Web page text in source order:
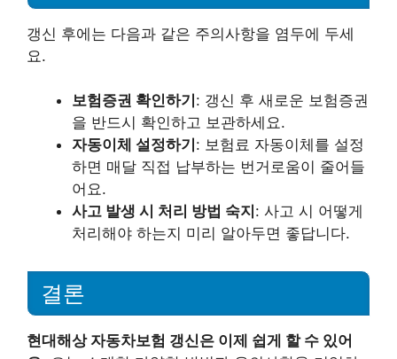
갱신 후에는 다음과 같은 주의사항을 염두에 두세
요.
보험증권 확인하기 : 갱신 후 새로운 보험증권
을 반드시 확인하고 보관하세요.
자동이체 설정하기 : 보험료 자동이체를 설정
하면 매달 직접 납부하는 번거로움이 줄어들
어요.
사고 발생 시 처리 방법 숙지 : 사고 시 어떻게
처리해야 하는지 미리 알아두면 좋답니다.
결론
현대해상 자동차보험 갱신은 이제 쉽게 할 수 있어